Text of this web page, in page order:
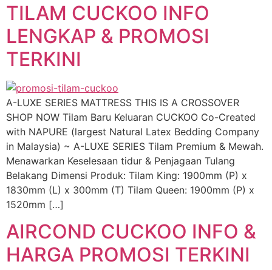
TILAM CUCKOO INFO
LENGKAP & PROMOSI
TERKINI
A-LUXE SERIES MATTRESS THIS IS A CROSSOVER
SHOP NOW Tilam Baru Keluaran CUCKOO Co-Created
with NAPURE (largest Natural Latex Bedding Company
in Malaysia) ~ A-LUXE SERIES Tilam Premium & Mewah.
Menawarkan Keselesaan tidur & Penjagaan Tulang
Belakang Dimensi Produk: Tilam King: 1900mm (P) x
1830mm (L) x 300mm (T) Tilam Queen: 1900mm (P) x
1520mm […]
AIRCOND CUCKOO INFO &
HARGA PROMOSI TERKINI